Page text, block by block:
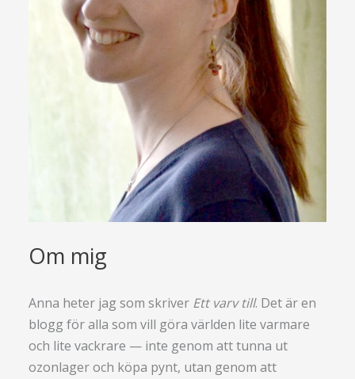
Om mig
Anna heter jag som skriver Ett varv till. Det är en
blogg för alla som vill göra världen lite varmare
och lite vackrare — inte genom att tunna ut
ozonlager och köpa pynt, utan genom att